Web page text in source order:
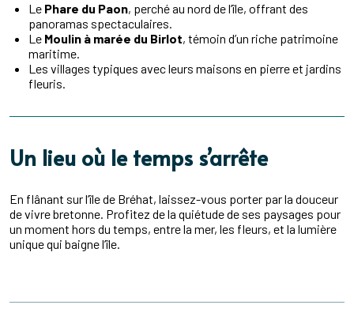
Le Phare du Paon, perché au nord de l’île, offrant des
panoramas spectaculaires.
Le Moulin à marée du Birlot, témoin d’un riche patrimoine
maritime.
Les villages typiques avec leurs maisons en pierre et jardins
fleuris.
Un lieu où le temps s’arrête
En flânant sur l’île de Bréhat, laissez-vous porter par la douceur
de vivre bretonne. Profitez de la quiétude de ses paysages pour
un moment hors du temps, entre la mer, les fleurs, et la lumière
unique qui baigne l’île.